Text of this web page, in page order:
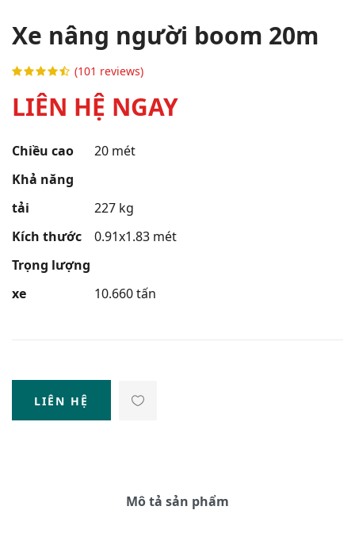
Xe nâng người boom 20m
(101 reviews)
LIÊN HỆ NGAY
Chiều cao
20 mét
Khả năng
tải
227 kg
Kích thước
0.91x1.83 mét
Trọng lượng
xe
10.660 tấn
LIÊN HỆ
Mô tả sản phẩm